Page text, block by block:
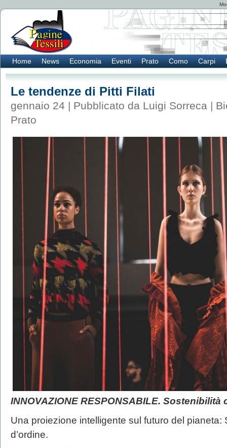
Home News Economia Eventi Prato Como Carpi
Le tendenze di Pitti Filati
gennaio 24 | Pubblicato da Luigi Sorreca |
Prato
INNOVAZIONE RESPONSABILE.
Una proiezione intelligente sul futuro del pianeta:
d’ordine.